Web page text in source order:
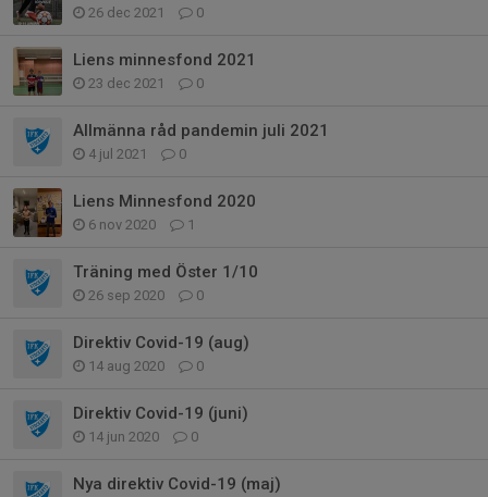
26 dec 2021 0
Liens minnesfond 2021
23 dec 2021 0
Allmänna råd pandemin juli 2021
4 jul 2021 0
Liens Minnesfond 2020
6 nov 2020 1
Träning med Öster 1/10
26 sep 2020 0
Direktiv Covid-19 (aug)
14 aug 2020 0
Direktiv Covid-19 (juni)
14 jun 2020 0
Nya direktiv Covid-19 (maj)